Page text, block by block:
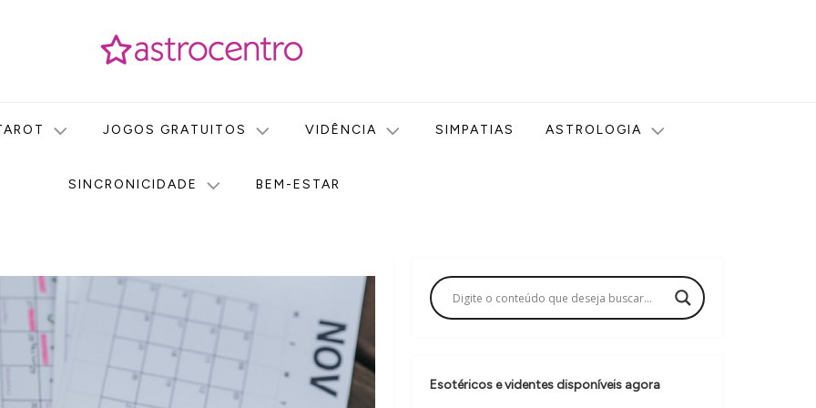
JOGOS GRATUITOS VIDÊNCIA SIMPATIAS ASTROLOGIA
SINCRONICIDADE BEM-ESTAR
Esotéricos e videntes disponíveis agora